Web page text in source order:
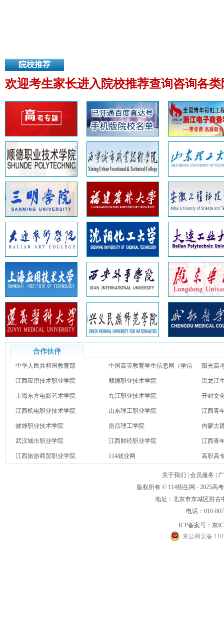
院校推荐
欢迎考生家长进入院校推荐查询咨询各
合作伙伴
中华人民共和国教育部 中国高等教育学生信息网（学信
网）
阳光高
江西应用技术职业学院 顺德职业技术学院 黑龙江
上海东方电影艺术学院 九江职业技术学院 开封文
江西机电职业技术学院 山东理工职业学院 江西青
健雄职业技术学院 南昌理工学院 内蒙古
武汉城市职业学院 江西财经职业学院 江西青
江西旅游商贸职业学院 114就业网 高职高
关于我们 会员服务
版权所有 © 114招生网 - 2025高
地址：北京市东城区胜
电话：010-
ICP备案号： 京
京公网安备